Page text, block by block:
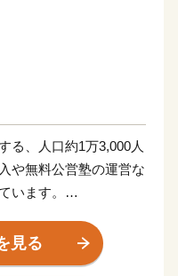
る、人口約1万3,000人
や無料公営塾の運営な
います。
かな自然、電車・高速
など、たくさんの魅力
見る